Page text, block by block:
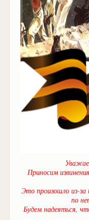
Приносим
Это произошло из-за
по
Будем надеяться,